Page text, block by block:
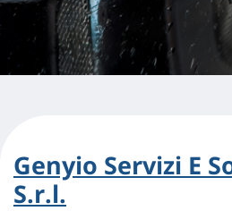
Genyio Servizi E
S.r.l.